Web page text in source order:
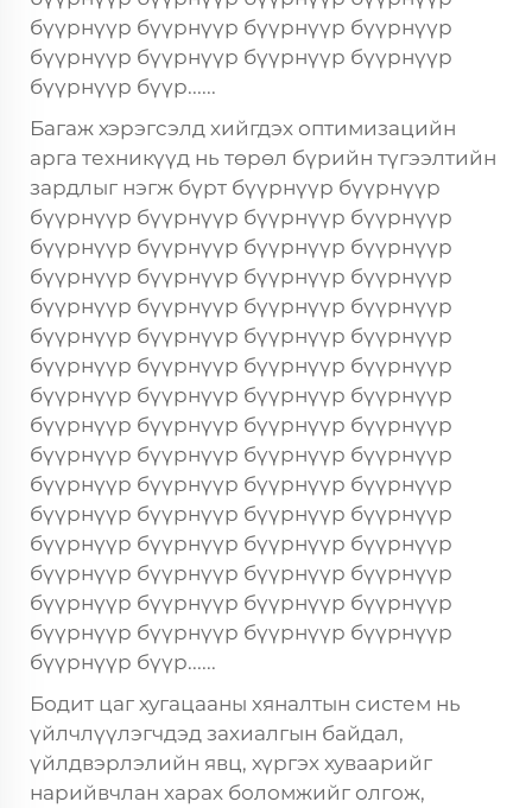
бүүрнүүр бүүрнүүр бүүрнүүр бүүрнүүр
бүүрнүүр бүүрнүүр бүүрнүүр бүүрнүүр
бүүрнүүр бүүр......
Багаж хэрэгсэлд хийгдэх оптимизацийн
арга техникүүд нь төрөл бүрийн түгээлтийн
зардлыг нэгж бүрт бүүрнүүр бүүрнүүр
бүүрнүүр бүүрнүүр бүүрнүүр бүүрнүүр
бүүрнүүр бүүрнүүр бүүрнүүр бүүрнүүр
бүүрнүүр бүүрнүүр бүүрнүүр бүүрнүүр
бүүрнүүр бүүрнүүр бүүрнүүр бүүрнүүр
бүүрнүүр бүүрнүүр бүүрнүүр бүүрнүүр
бүүрнүүр бүүрнүүр бүүрнүүр бүүрнүүр
бүүрнүүр бүүрнүүр бүүрнүүр бүүрнүүр
бүүрнүүр бүүрнүүр бүүрнүүр бүүрнүүр
бүүрнүүр бүүрнүүр бүүрнүүр бүүрнүүр
бүүрнүүр бүүрнүүр бүүрнүүр бүүрнүүр
бүүрнүүр бүүрнүүр бүүрнүүр бүүрнүүр
бүүрнүүр бүүрнүүр бүүрнүүр бүүрнүүр
бүүрнүүр бүүрнүүр бүүрнүүр бүүрнүүр
бүүрнүүр бүүрнүүр бүүрнүүр бүүрнүүр
бүүрнүүр бүүрнүүр бүүрнүүр бүүрнүүр
бүүрнүүр бүүр......
Бодит цаг хугацааны хяналтын систем нь
үйлчлүүлэгчдэд захиалгын байдал,
үйлдвэрлэлийн явц, хүргэх хуваарийг
нарийвчлан харах боломжийг олгож,